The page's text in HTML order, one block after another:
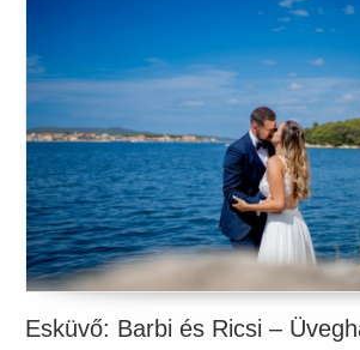
Esküvő: Barbi és Ricsi –